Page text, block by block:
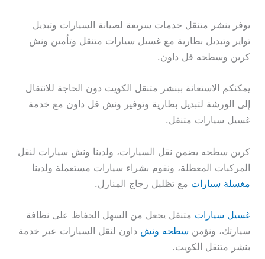
يوفر بنشر متنقل خدمات سريعة لصيانة السيارات وتبديل
تواير وتبديل بطارية مع غسيل سيارات متنقل وتأمين ونش
كرين وسطحه فل داون.
يمكنكم الاستعانة ببنشر متنقل الكويت دون الحاجة للانتقال
إلى الورشة لتبديل بطارية وتوفير ونش فل داون مع خدمة
غسيل سيارات متنقل.
كرين سطحه يضمن نقل السيارات، ولدينا ونش سيارات لنقل
المركبات المعطلة، ونقوم بشراء سيارات مستعملة ولدينا
مغسلة سيارات مع تظليل زجاج المنازل.
غسيل سيارات متنقل يجعل من السهل الحفاظ على نظافة
سيارتك، ونؤمن سطحه ونش داون لنقل السيارات عبر خدمة
بنشر متنقل الكويت.